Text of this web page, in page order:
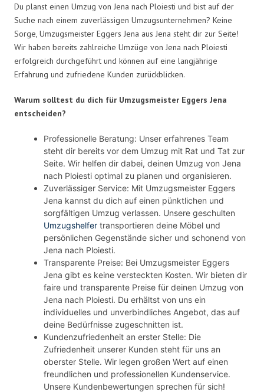
Du planst einen Umzug von Jena nach Ploiesti und bist auf der
Suche nach einem zuverlässigen Umzugsunternehmen? Keine
Sorge, Umzugsmeister Eggers Jena aus Jena steht dir zur Seite!
Wir haben bereits zahlreiche Umzüge von Jena nach Ploiesti
erfolgreich durchgeführt und können auf eine langjährige
Erfahrung und zufriedene Kunden zurückblicken.
Warum solltest du dich für Umzugsmeister Eggers Jena
entscheiden?
Professionelle Beratung: Unser erfahrenes Team
steht dir bereits vor dem Umzug mit Rat und Tat zur
Seite. Wir helfen dir dabei, deinen Umzug von Jena
nach Ploiesti optimal zu planen und organisieren.
Zuverlässiger Service: Mit Umzugsmeister Eggers
Jena kannst du dich auf einen pünktlichen und
sorgfältigen Umzug verlassen. Unsere geschulten
Umzugshelfer transportieren deine Möbel und
persönlichen Gegenstände sicher und schonend von
Jena nach Ploiesti.
Transparente Preise: Bei Umzugsmeister Eggers
Jena gibt es keine versteckten Kosten. Wir bieten dir
faire und transparente Preise für deinen Umzug von
Jena nach Ploiesti. Du erhältst von uns ein
individuelles und unverbindliches Angebot, das auf
deine Bedürfnisse zugeschnitten ist.
Kundenzufriedenheit an erster Stelle: Die
Zufriedenheit unserer Kunden steht für uns an
oberster Stelle. Wir legen großen Wert auf einen
freundlichen und professionellen Kundenservice.
Unsere Kundenbewertungen sprechen für sich!